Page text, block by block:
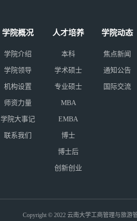
学院概况
学院介绍
学院领导
机构设置
师资力量
学院大事记
联系我们
人才培养
本科
学术硕士
专业硕士
MBA
EMBA
博士
博士后
创新创业
学院动态
焦点新闻
通知公告
国际交流
Copyright © 2022 云南大学工商管理与旅